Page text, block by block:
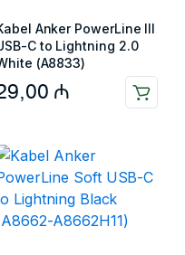
Anker PowerLine III
C to Lightning 2.0
(A8833)
₼